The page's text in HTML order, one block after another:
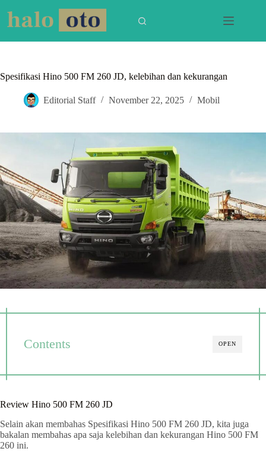
content
Spesifikasi Hino 500 FM 260 JD, kelebihan dan kekurangan
Editorial Staff November 22, 2025 Mobil
OPEN
Contents
Review Hino 500 FM 260 JD
Selain akan membahas Spesifikasi Hino 500 FM 260 JD, kita juga
bakalan membahas apa saja kelebihan dan kekurangan Hino 500 FM
260 ini.